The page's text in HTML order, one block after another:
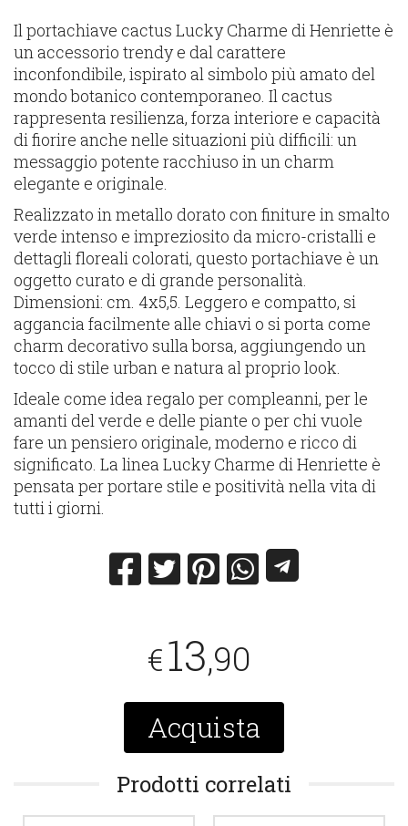
Il portachiave cactus Lucky Charme di Henriette è
un accessorio trendy e dal carattere
inconfondibile, ispirato al simbolo più amato del
mondo botanico contemporaneo. Il cactus
rappresenta resilienza, forza interiore e capacità
di fiorire anche nelle situazioni più difficili: un
messaggio potente racchiuso in un charm
elegante e originale.
Realizzato in metallo dorato con finiture in smalto
verde intenso e impreziosito da micro-cristalli e
dettagli floreali colorati, questo portachiave è un
oggetto curato e di grande personalità.
Dimensioni: cm. 4x5,5. Leggero e compatto, si
aggancia facilmente alle chiavi o si porta come
charm decorativo sulla borsa, aggiungendo un
tocco di stile urban e natura al proprio look.
Ideale come idea regalo per compleanni, per le
amanti del verde e delle piante o per chi vuole
fare un pensiero originale, moderno e ricco di
significato. La linea Lucky Charme di Henriette è
pensata per portare stile e positività nella vita di
tutti i giorni.
€13,90
Acquista
Prodotti correlati